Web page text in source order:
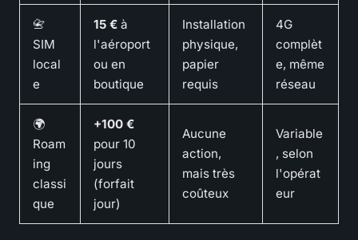
📇
SIM
local
e
15 € à
l'aéroport
ou en
boutique
Installation
physique,
papier
requis
4G
complèt
e, même
réseau
🌍
Roam
ing
classi
que
+100 €
pour 10
jours
(forfait
jour)
Aucune
action,
mais très
coûteux
Variable
, selon
l'opérat
eur